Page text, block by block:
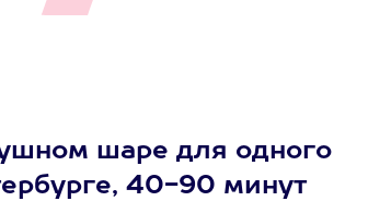
шаре для одного
40-90 минут